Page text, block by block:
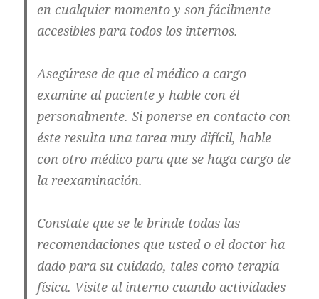
en cualquier momento y son fácilmente
accesibles para todos los internos.
Asegúrese de que el médico a cargo
examine al paciente y hable con él
personalmente. Si ponerse en contacto con
éste resulta una tarea muy difícil, hable
con otro médico para que se haga cargo de
la reexaminación.
Constate que se le brinde todas las
recomendaciones que usted o el doctor ha
dado para su cuidado, tales como terapia
física. Visite al interno cuando actividades